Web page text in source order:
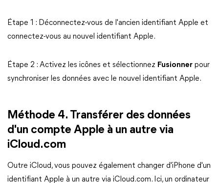
Étape 1 : Déconnectez-vous de l'ancien identifiant Apple et
connectez-vous au nouvel identifiant Apple.
Étape 2 : Activez les icônes et sélectionnez Fusionner pour
synchroniser les données avec le nouvel identifiant Apple.
Méthode 4. Transférer des données
d'un compte Apple à un autre via
iCloud.com
Outre iCloud, vous pouvez également changer d'iPhone d'un
identifiant Apple à un autre via iCloud.com. Ici, un ordinateur